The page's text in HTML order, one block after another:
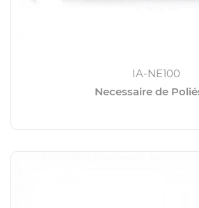
IA-NE100
Necessaire de